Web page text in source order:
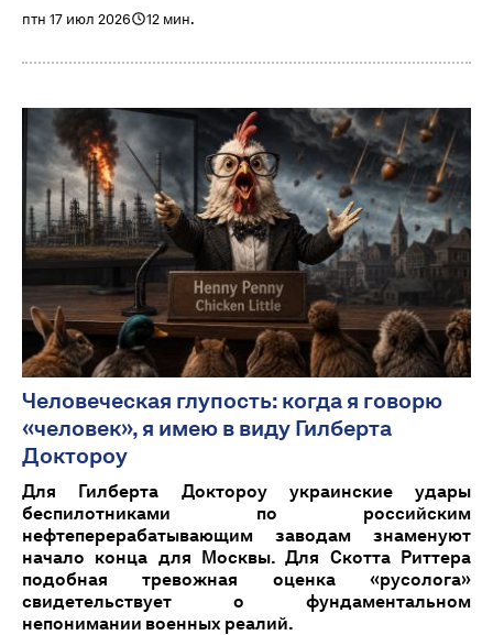
птн 17 июл 2026 12 мин.
Человеческая глупость: когда я говорю
«человек», я имею в виду Гилберта
Доктороу
Для Гилберта Доктороу украинские удары
беспилотниками по российским
нефтеперерабатывающим заводам знаменуют
начало конца для Москвы. Для Скотта Риттера
подобная тревожная оценка «русолога»
свидетельствует о фундаментальном
непонимании военных реалий.